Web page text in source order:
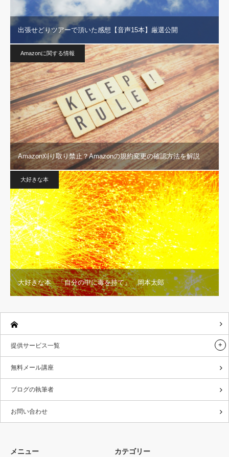
出張せどりツアーで頂いた感想【音声15本】厳選公開
Amazonに関する情報
Amazon刈り取り禁止？Amazonの規約変更の確認方法を解説
大好きな本
大好きな本 「自分の中に毒を持て」 岡本太郎
提供サービス一覧
無料メール講座
ブログの執筆者
お問い合わせ
メニュー カテゴリー